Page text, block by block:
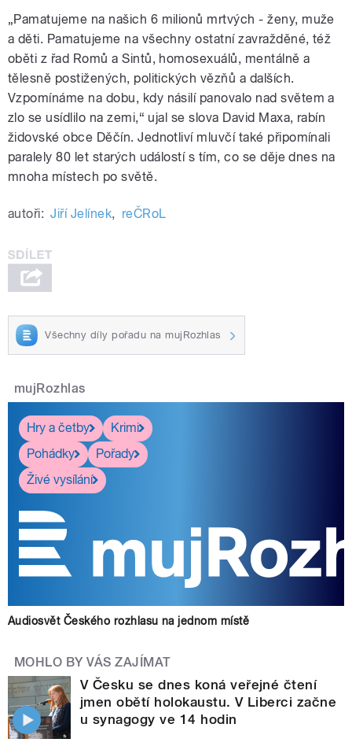
„Pamatujeme na našich 6 milionů mrtvých - ženy, muže
a děti. Pamatujeme na všechny ostatní zavražděné, též
oběti z řad Romů a Sintů, homosexuálů, mentálně a
tělesně postižených, politických vězňů a dalších.
Vzpomínáme na dobu, kdy násilí panovalo nad světem a
zlo se usídlilo na zemi,“ ujal se slova David Maxa, rabín
židovské obce Děčín. Jednotliví mluvčí také připomínali
paralely 80 let starých událostí s tím, co se děje dnes na
mnoha místech po světě.
autoři: Jiří Jelínek, reČRoL
Všechny díly pořadu na mujRozhlas
mujRozhlas
Hry a četby
Krimi
Pohádky
Pořady
Živé vysílání
Audiosvět Českého rozhlasu na jednom místě
MOHLO BY VÁS ZAJÍMAT
V Česku se dnes koná veřejné čtení
jmen obětí holokaustu. V Liberci začne
u synagogy ve 14 hodin